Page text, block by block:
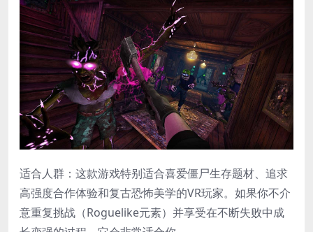
适合人群​：这款游戏特别适合喜爱僵尸生存题材、追求
高强度合作体验和复古恐怖美学的VR玩家。如果你不介
意重复挑战（Roguelike元素）并享受在不断失败中成